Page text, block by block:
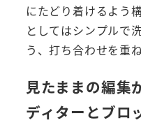
にたどり着けるよう
としてはシンプルで
う、打ち合わせを重
見たままの編集
ディターとブロ